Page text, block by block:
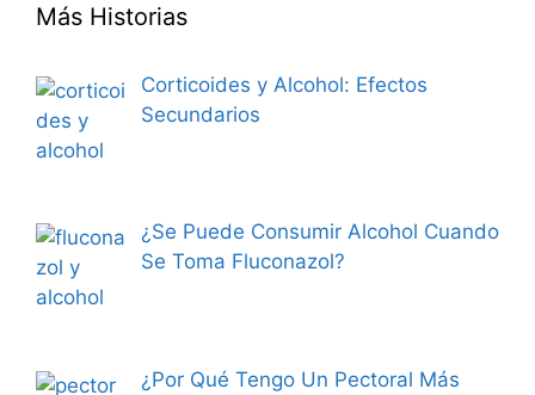
Más Historias
Corticoides y Alcohol: Efectos
Secundarios
¿Se Puede Consumir Alcohol Cuando
Se Toma Fluconazol?
¿Por Qué Tengo Un Pectoral Más